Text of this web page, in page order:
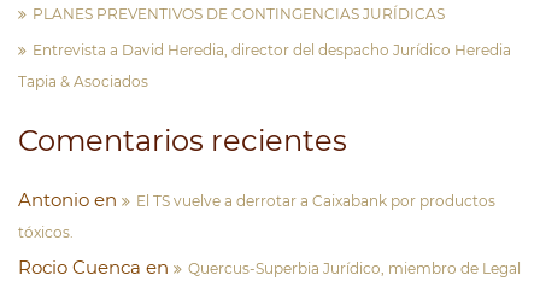
PLANES PREVENTIVOS DE CONTINGENCIAS JURÍDICAS
Entrevista a David Heredia, director del despacho Jurídico Heredia
Tapia & Asociados
Comentarios recientes
Antonio en
El TS vuelve a derrotar a Caixabank por productos
tóxicos.
Rocio Cuenca en
Quercus-Superbia Jurídico, miembro de Legal